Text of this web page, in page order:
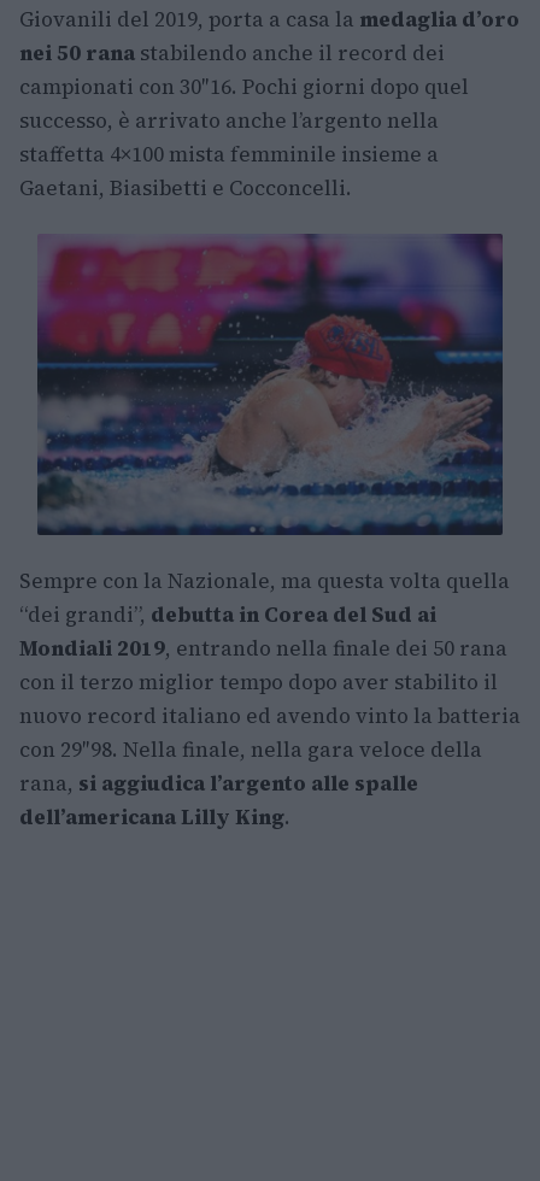
Giovanili del 2019, porta a casa la medaglia d’oro
nei 50 rana stabilendo anche il record dei
campionati con 30″16. Pochi giorni dopo quel
successo, è arrivato anche l’argento nella
staffetta 4×100 mista femminile insieme a
Gaetani, Biasibetti e Cocconcelli.
Sempre con la Nazionale, ma questa volta quella
“dei grandi”, debutta in Corea del Sud ai
Mondiali 2019, entrando nella finale dei 50 rana
con il terzo miglior tempo dopo aver stabilito il
nuovo record italiano ed avendo vinto la batteria
con 29″98. Nella finale, nella gara veloce della
rana, si aggiudica l’argento alle spalle
dell’americana Lilly King.